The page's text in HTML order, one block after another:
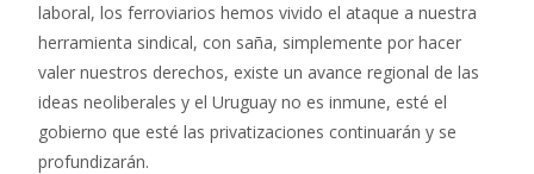
laboral, los ferroviarios hemos vivido el ataque a nuestra
herramienta sindical, con saña, simplemente por hacer
valer nuestros derechos, existe un avance regional de las
ideas neoliberales y el Uruguay no es inmune, esté el
gobierno que esté las privatizaciones continuarán y se
profundizarán.